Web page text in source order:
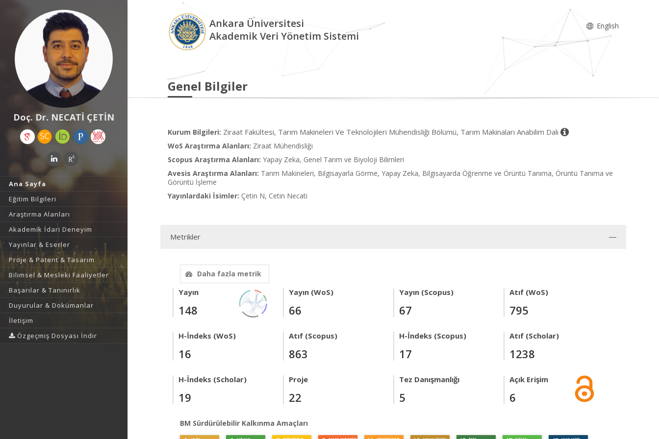
Doç. Dr. NECATİ ÇETİN
Ana Sayfa
Eğitim Bilgileri
Araştırma Alanları
Akademik İdari Deneyim
Yayınlar & Eserler
Proje & Patent & Tasarım
Bilimsel & Mesleki Faaliyetler
Başarılar & Tanınırlık
Duyurular & Dokümanlar
İletişim
Özgeçmiş Dosyası İndir
Ankara Üniversitesi
Akademik Veri Yönetim Sistemi
English
Genel Bilgiler
Kurum Bilgileri: Ziraat Fakültesi, Tarım Makineleri Ve Teknolojileri Mühendisliği Bölümü, Tarım Makinaları Anabilim Dalı
WoS Araştırma Alanları: Ziraat Mühendisliği
Scopus Araştırma Alanları: Yapay Zeka, Genel Tarım ve Biyoloji Bilimleri
Avesis Araştırma Alanları: Tarım Makineleri, Bilgisayarla Görme, Yapay Zeka, Bilgisayarda Öğrenme ve Örüntü Tanıma, Örüntü Tanıma ve
Görüntü İşleme
Yayınlardaki İsimler: Çetin N, Cetin Necati
Metrikler
Daha fazla metrik
Yayın
148
Yayın (WoS)
66
Yayın (Scopus)
67
Atıf (WoS)
795
H-İndeks (WoS)
16
Atıf (Scopus)
863
H-İndeks (Scopus)
17
Atıf (Scholar)
1238
H-İndeks (Scholar)
19
Proje
22
Tez Danışmanlığı
5
Açık Erişim
6
BM Sürdürülebilir Kalkınma Amaçları